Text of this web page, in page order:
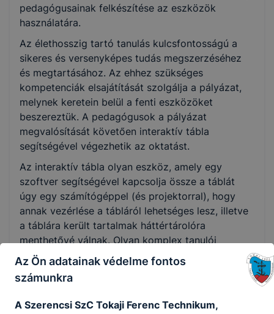
pedagógusainak felkészítése az eszközök
használatára.
Az élethosszig tartó tanulás kulcsfontosságú a
sikeres és versenyképes tudás megszerzéséhez
és megtartásához. Az ehhez szükséges
kompetenciák elsajátítását szolgálja a pályázat,
melynek keretein belül a fenti eszközöket
beszereztük. A pedagógusok a pályázat
megvalósítását követően interaktív tábla
segítségével végezhetik az oktatást.
Az interaktív tábla olyan eszköz, amely egy
szoftver segítségével kapcsolja össze a táblát
úgy egy számítógéppel (és projektorral), hogy
annak vezérlése a tábláról lehetséges lesz, illetve
a táblára került tartalmak háttértárolóra
menthetővé válnak. Olyan komplex tanulói
környezetet lehet teremteni a rávetített
objektumok, az internet és multimédiás
tananyagok kínálta lehetőségekkel, melyekben a
diákok és a tanár kreativitását kihasználva igazi
Az Ön adatainak védelme fontos
számunkra
A Szerencsi SzC Tokaji Ferenc Technikum,